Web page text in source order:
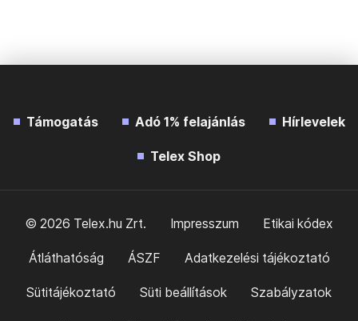
Támogatás Adó 1% felajánlás Hírlevelek
Telex Shop
© 2026 Telex.hu Zrt. Impresszum Etikai kódex
Átláthatóság ÁSZF Adatkezelési tájékoztató
Sütitájékoztató Süti beállítások Szabályzatok